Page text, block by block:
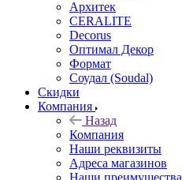
Архитек
CERALITE
Decorus
Оптимал Декор
Формат
Соудал (Soudal)
Скидки
Компания
Назад
Компания
Наши реквизиты
Адреса магазинов
Наши преимущества